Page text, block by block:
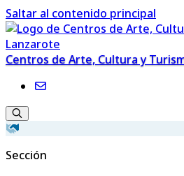
Saltar al contenido principal
Centros de Arte, Cultura y
Sección